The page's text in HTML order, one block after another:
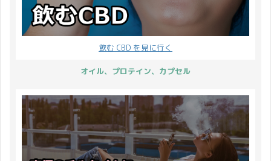
代ギリシャのヒポクラテ
スは発熱や出産時の痛み
に対してヤナギの樹皮で
治療したと伝えられてい
ます。 麻薬性鎮痛剤のモ
から、強心利尿薬のジギ
トキシンはゴマノハグサ
科のジギタリス（和名：
キツネノテブクロ）の葉
から見つかり、現在で ...
CBDMANiA では小さいサ
イズの CBD セラムを販
売する前にプレゼントす
ることにしました！ で
をお伝えいたします。 ま
ずはプレゼント商品の説
明です。 プレゼント商品
CBD セラム Greeus /
CBD ...
飲む CBD を見に行く
オイル、プロテイン、カプセル